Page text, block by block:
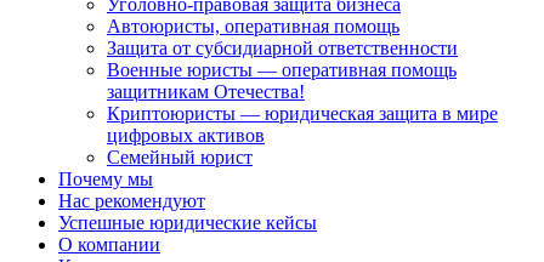
Уголовно-правовая защита бизнеса
Автоюристы, оперативная помощь
Защита от субсидиарной ответственности
Военные юристы — оперативная помощь
защитникам Отечества!
Криптоюристы — юридическая защита в мире
цифровых активов
Семейный юрист
Почему мы
Нас рекомендуют
Успешные юридические кейсы
О компании